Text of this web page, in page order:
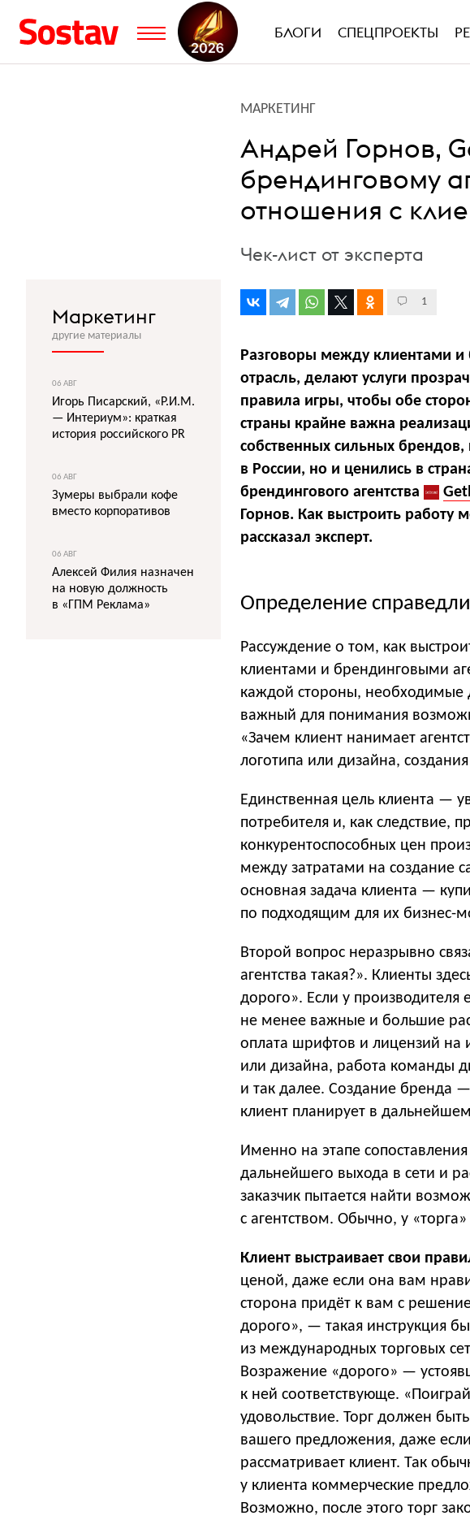
БЛОГИ СПЕЦПРОЕКТЫ
МАРКЕТИНГ
Андрей Горнов,
брендинговому
отношения с
Чек-лист от эксперта
1
Разговоры между клиентами и
отрасль, делают услуги
правила игры, чтобы обе
страны крайне важна
собственных сильных
в России, но и ценились в
брендингового агентства
Горнов. Как выстроить работу
рассказал эксперт.
Определение
Рассуждение о том, как
клиентами и брендинговыми
каждой стороны, необходимые
важный для понимания
«Зачем клиент нанимает
логотипа или дизайна,
Единственная цель клиента —
потребителя и, как
конкурентоспособных цен
между затратами на создание
основная задача клиента —
по подходящим для их бизнес-
Второй вопрос неразрывно
агентства такая?». Клиенты
дорого». Если у производителя
не менее важные и большие
оплата шрифтов и лицензий на
или дизайна, работа команды
и так далее. Создание бренда
клиент планирует в
Именно на этапе
дальнейшего выхода в сети и
заказчик пытается найти
с агентством. Обычно, у
Клиент выстраивает свои
ценой, даже если она вам
сторона придёт к вам с
дорого», — такая инструкция
из международных торговых
Возражение «дорого» —
к ней соответствующе.
удовольствие. Торг должен
вашего предложения, даже
рассматривает клиент. Так
у клиента коммерческие
Возможно, после этого торг
Маркетинг
другие материалы
06 АВГ
Игорь Писарский, «Р.И.М.
— Интериум»: краткая
история российского PR
06 АВГ
Зумеры выбрали кофе
вместо корпоративов
06 АВГ
Алексей Филия назначен
на новую должность
в «ГПМ Реклама»